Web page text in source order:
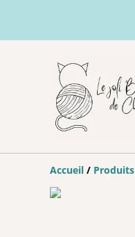
Accueil / Produits